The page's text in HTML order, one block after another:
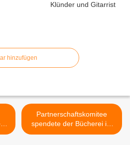
hinzufügen
Partnerschaftskomitee
spendete der Bücherei im
Bahnhof französische